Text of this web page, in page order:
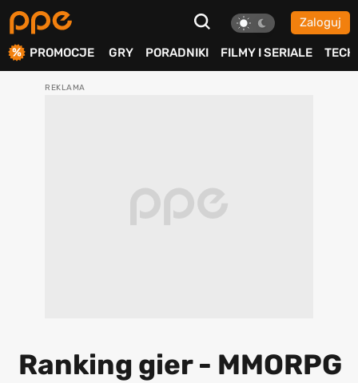
Zaloguj
PROMOCJE GRY PORADNIKI FILMY I SERIALE TECH
Ranking gier - MMORPG